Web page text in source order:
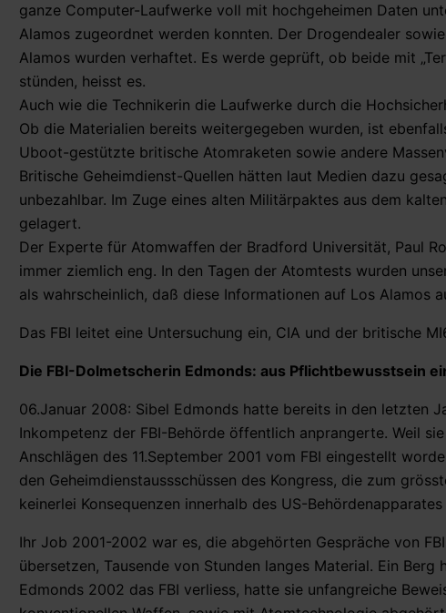
ganze Computer-Laufwerke voll mit hochgeheimen Daten
Alamos zugeordnet werden konnten. Der Drogendealer
Alamos wurden verhaftet. Es werde geprüft, ob beide mit
stünden, heisst es.
Auch wie die Technikerin die Laufwerke durch die
Ob die Materialien bereits weitergegeben wurden, ist
Uboot-gestützte britische Atomraketen sowie andere
Britische Geheimdienst-Quellen hätten laut Medien dazu
unbezahlbar. Im Zuge eines alten Militärpaktes aus dem
gelagert.
Der Experte für Atomwaffen der Bradford Universität, Paul
immer ziemlich eng. In den Tagen der Atomtests wurden
als wahrscheinlich, daß diese Informationen auf Los Alamos
Das FBI leitet eine Untersuchung ein, CIA und der britische
Die FBI-Dolmetscherin Edmonds: aus Pflichtbewusstsein
06.Januar 2008: Sibel Edmonds hatte bereits in den letzten
Inkompetenz der FBI-Behörde öffentlich anprangerte. Weil
Anschlägen des 11.September 2001 vom FBI eingestellt
den Geheimdienstaussschüssen des Kongress, die zum
keinerlei Konsequenzen innerhalb des US-
Ihr Job 2001-2002 war es, die abgehörten Gespräche von
übersetzen, Tausende von Stunden langes Material. Ein
Edmonds 2002 das FBI verliess, hatte sie unfangreiche